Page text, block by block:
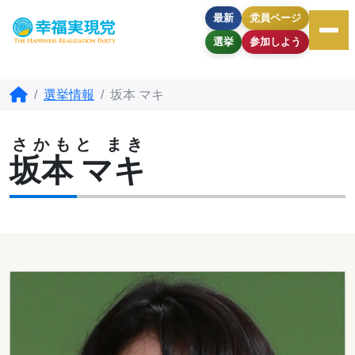
最新
選挙
党員ページ
参加しよう
選挙情報 坂本 マキ
坂本 マキ
さかもと まき